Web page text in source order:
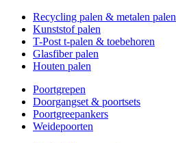
Recycling palen & metalen palen
Kunststof palen
T-Post t-palen & toebehoren
Glasfiber palen
Houten palen
Poortgrepen
Doorgangset & poortsets
Poortgreepankers
Weidepoorten